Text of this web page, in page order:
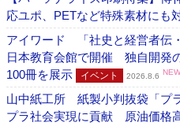
応ユポ、PETなど特殊素材にも
アイワード 「社史と経営者伝
日本教育会館で開催 独自開発
100冊を展示
イベント 2026.8.6 NEW
山中紙工所 紙製小判抜袋「プ
プラ社会実現に貢献 原油価格